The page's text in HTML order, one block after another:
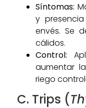
Síntomas:
y
envés. Se
cálidos.
Control:
aumentar
riego
C. Trips (